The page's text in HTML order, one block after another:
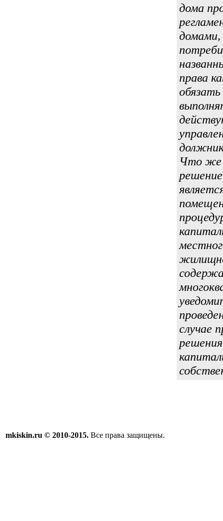
дома
права
Что же
случае
mkiskin.ru © 2010-2015. Все права защищены.